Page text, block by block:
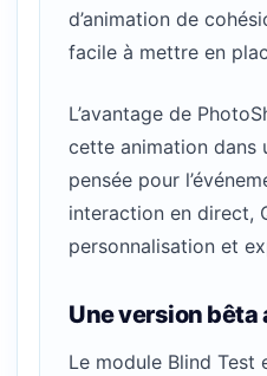
d’animation de
facile à mettre en
L’avantage de
cette animation dans
pensée pour
interaction en direct,
personnalisation et
Une version bêta
Le module Blind Test